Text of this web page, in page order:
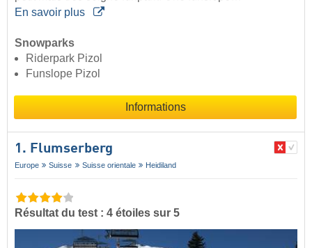
En savoir plus
Snowparks
Riderpark Pizol
Funslope Pizol
Informations
1. Flumserberg
Europe Suisse Suisse orientale Heidiland
Résultat du test : 4 étoiles sur 5